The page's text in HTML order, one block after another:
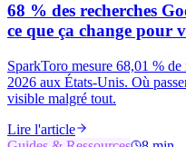
68 % des recherches
ce que ça change pour
SparkToro mesure 68,01 %
2026 aux États-Unis. Où
visible malgré tout.
Lire l'article